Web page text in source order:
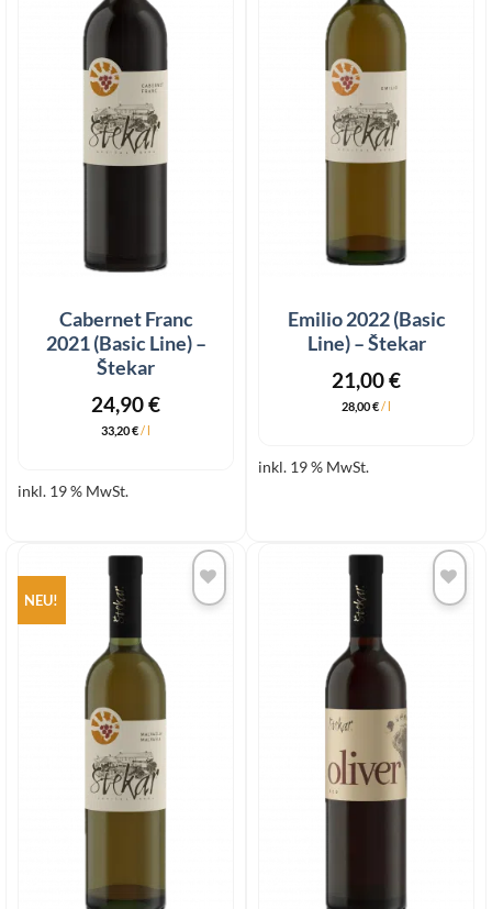
Cabernet Franc
2021 (Basic Line) –
Štekar
24,90€
33,20€/
inkl. 19 % MwSt.
Emilio 2022 (Basic
Line) – Štekar
21,00€
28,00€/
inkl. 19 % MwSt.
NEU!